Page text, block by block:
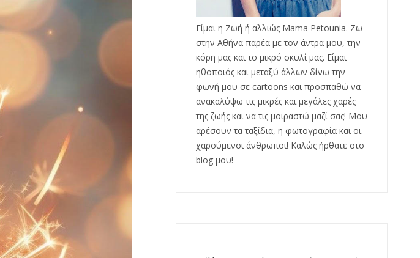
Είμαι η Ζωή ή αλλιώς Mama Petounia. Ζω
στην Αθήνα παρέα με τον άντρα μου, την
κόρη μας και το μικρό σκυλί μας. Είμαι
ηθοποιός και μεταξύ άλλων δίνω την
φωνή μου σε cartoons και προσπαθώ να
ανακαλύψω τις μικρές και μεγάλες χαρές
της ζωής και να τις μοιραστώ μαζί σας! Μου
αρέσουν τα ταξίδια, η φωτογραφία και οι
χαρούμενοι άνθρωποι! Καλώς ήρθατε στο
blog μου!